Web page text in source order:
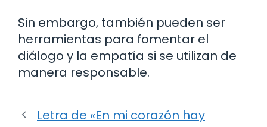
Sin embargo, también pueden ser
herramientas para fomentar el
diálogo y la empatía si se utilizan de
manera responsable.
Letra de «En mi corazón hay